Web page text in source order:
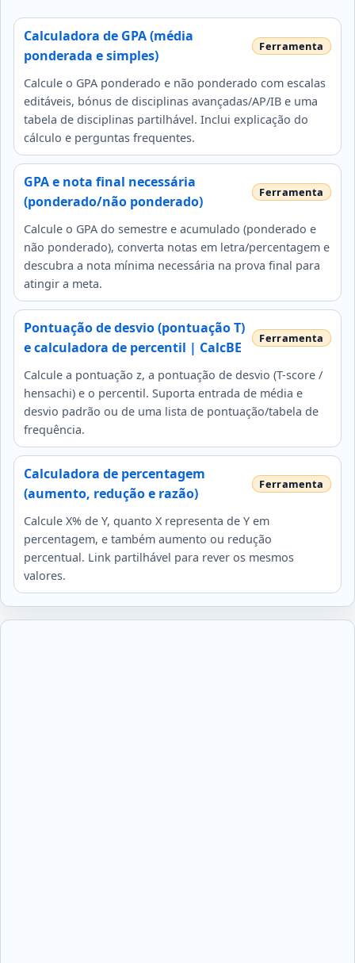
Calculadora de GPA (média
ponderada e simples)
Calcule o GPA ponderado e não ponderado com escalas
editáveis, bónus de disciplinas avançadas/AP/IB e uma
tabela de disciplinas partilhável. Inclui explicação do
cálculo e perguntas frequentes.
GPA e nota final necessária
(ponderado/não ponderado)
Calcule o GPA do semestre e acumulado (ponderado e
não ponderado), converta notas em letra/percentagem e
descubra a nota mínima necessária na prova final para
atingir a meta.
Pontuação de desvio (pontuação T)
e calculadora de percentil | CalcBE
Calcule a pontuação z, a pontuação de desvio (T-score /
hensachi) e o percentil. Suporta entrada de média e
desvio padrão ou de uma lista de pontuação/tabela de
frequência.
Calculadora de percentagem
(aumento, redução e razão)
Calcule X% de Y, quanto X representa de Y em
percentagem, e também aumento ou redução
percentual. Link partilhável para rever os mesmos
valores.